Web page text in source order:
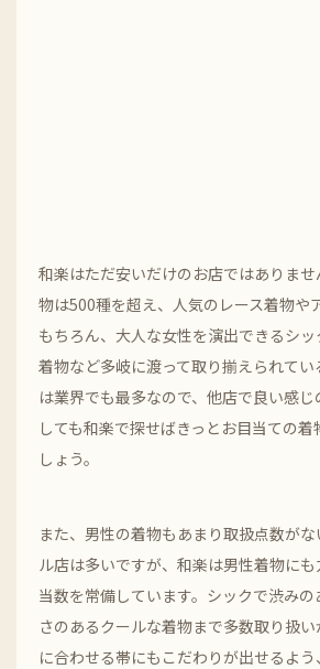
和楽はただ安いだけのお店ではありま
物は500種を超え、人気のレース着物や
もちろん、大人な女性を演出できるシ
着物など多岐に渡って取り揃えられて
は業界でも最多なので、他店で良い感
しても和楽で探せばきっとお目当ての
しょう。
また、男性の着物もあまり取扱点数が
ル店は多いですが、和楽は男性着物に
当数を常備しています。シックで渋み
さのあるクールな着物まで多数取り扱
に合わせる帯にもこだわりが出せるよ